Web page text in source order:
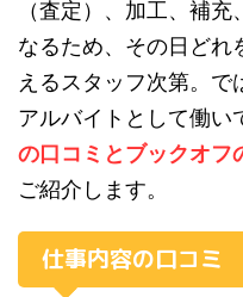
（査定）、加工、補
なるため、その日どれ
えるスタッフ次第。で
アルバイトとして働い
の口コミとブックオフ
ご紹介します。
仕事内容の口コミ